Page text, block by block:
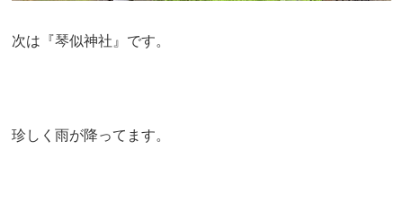
次は『琴似神社』です。
珍しく雨が降ってます。